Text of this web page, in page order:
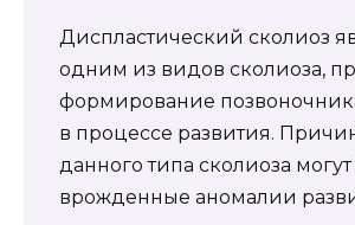
Диспластический сколиоз
одним из видов сколиоза,
формирование
в процессе развития.
данного типа сколиоза
врожденные аномалии